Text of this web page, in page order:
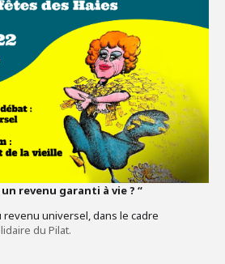
revenu garanti à vie ? “
universel, dans le cadre
du Pilat.